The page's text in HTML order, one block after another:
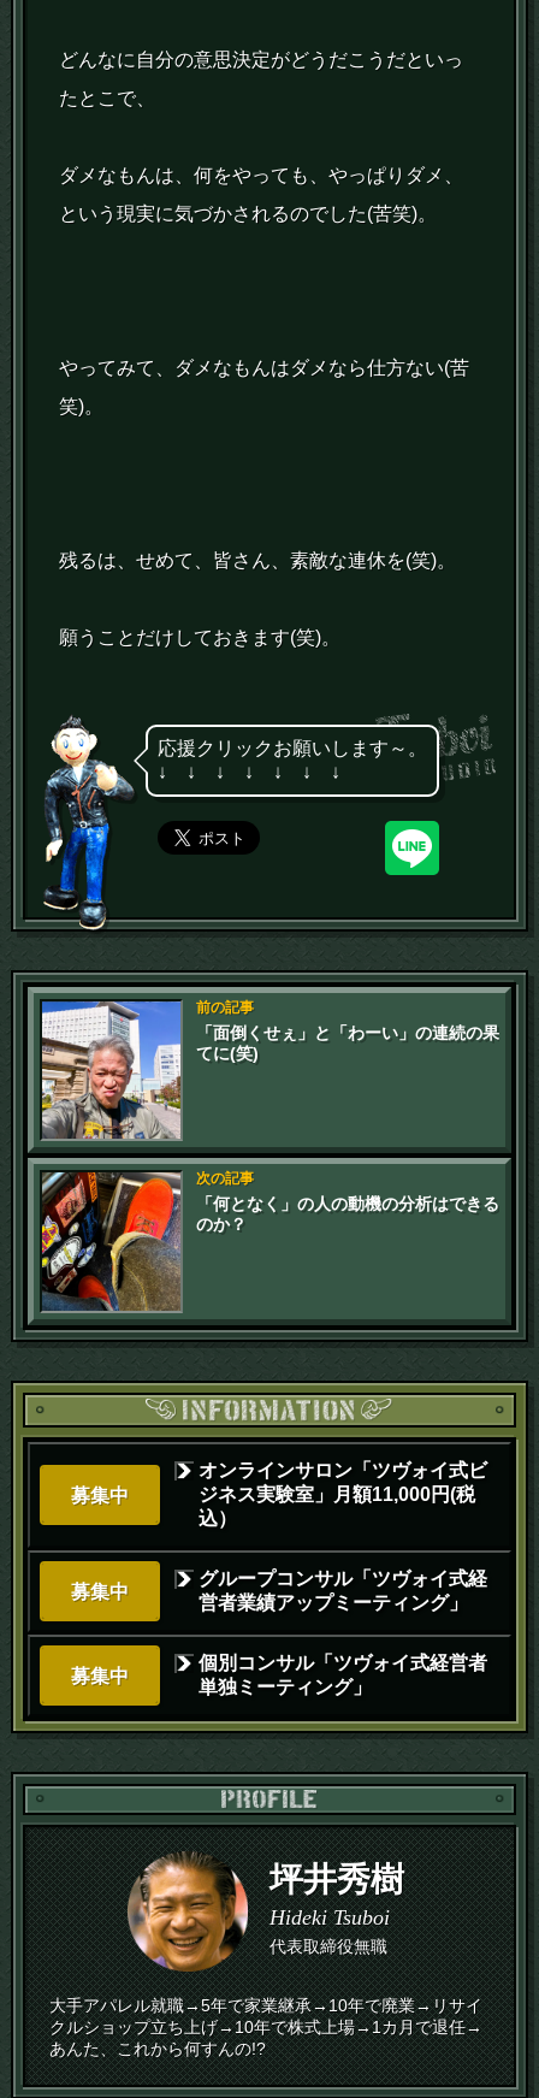
どんなに自分の意思決定がどうだこうだといっ
たとこで、
ダメなもんは、何をやっても、やっぱりダメ、
という現実に気づかされるのでした(苦笑)。
やってみて、ダメなもんはダメなら仕方ない(苦
笑)。
残るは、せめて、皆さん、素敵な連休を(笑)。
願うことだけしておきます(笑)。
応援クリックお願いします～。
↓ ↓ ↓ ↓ ↓ ↓ ↓
前の記事
「面倒くせぇ」と「わーい」の連続の果
てに(笑)
次の記事
「何となく」の人の動機の分析はできる
のか？
募集中
オンラインサロン「ツヴォイ式ビ
ジネス実験室」月額11,000円(税
込）
募集中
グループコンサル「ツヴォイ式経
営者業績アップミーティング」
募集中
個別コンサル「ツヴォイ式経営者
単独ミーティング」
坪井秀樹
Hideki Tsuboi
代表取締役無職
大手アパレル就職→5年で家業継承→10年で廃業→リサイ
クルショップ立ち上げ→10年で株式上場→1カ月で退任→
あんた、これから何すんの!?